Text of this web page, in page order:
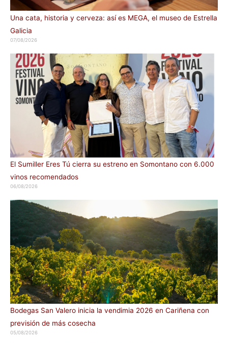
Una cata, historia y cerveza: así es MEGA, el museo de Estrella
Galicia
07/08/2026
El Sumiller Eres Tú cierra su estreno en Somontano con 6.000
vinos recomendados
06/08/2026
Bodegas San Valero inicia la vendimia 2026 en Cariñena con
previsión de más cosecha
05/08/2026